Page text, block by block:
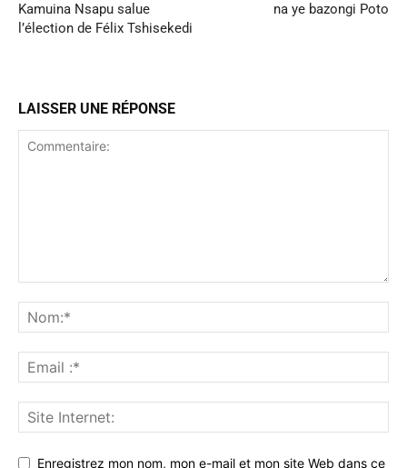
Kamuina Nsapu salue
l’élection de Félix Tshisekedi
na ye bazongi Poto
LAISSER UNE RÉPONSE
Enregistrez mon nom, mon e-mail et mon site Web dans ce